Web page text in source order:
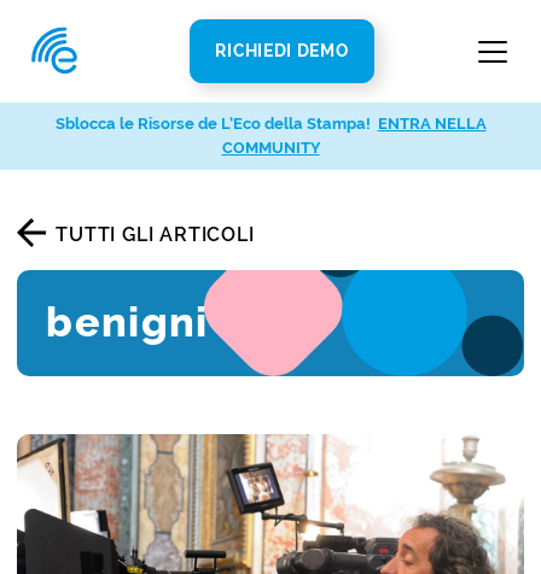
RICHIEDI DEMO
TUTTI GLI ARTICOLI
benigni
Sblocca le Risorse de L’Eco della Stampa! ENTRA NELLA
COMMUNITY